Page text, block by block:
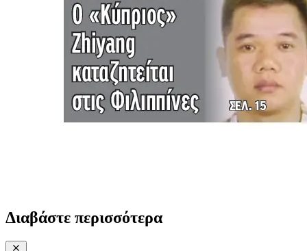
Διαβάστε περισσότερα